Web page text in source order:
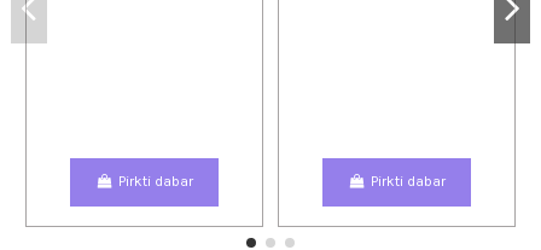
Pirkti dabar Pirkti dabar